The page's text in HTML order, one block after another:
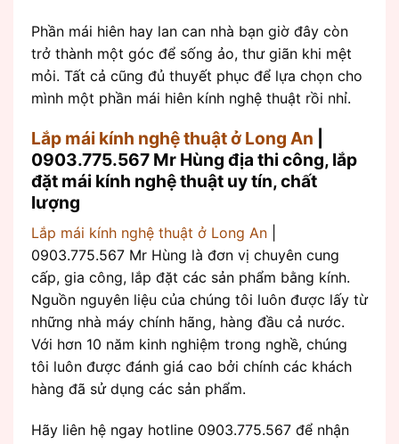
Phần mái hiên hay lan can nhà bạn giờ đây còn
trở thành một góc để sống ảo, thư giãn khi mệt
mỏi. Tất cả cũng đủ thuyết phục để lựa chọn cho
mình một phần mái hiên kính nghệ thuật rồi nhỉ.
Lắp mái kính nghệ thuật ở Long An
0903.775.567 Mr Hùng địa thi công, lắp
đặt mái kính nghệ thuật uy tín, chất
lượng
Lắp mái kính nghệ thuật ở Long An
0903.775.567 Mr Hùng là đơn vị chuyên cung
cấp, gia công, lắp đặt các sản phẩm bằng kính.
Nguồn nguyên liệu của chúng tôi luôn được lấy từ
những nhà máy chính hãng, hàng đầu cả nước.
Với hơn 10 năm kinh nghiệm trong nghề, chúng
tôi luôn được đánh giá cao bởi chính các khách
hàng đã sử dụng các sản phẩm.
Hãy liên hệ ngay hotline 0903.775.567 để nhận